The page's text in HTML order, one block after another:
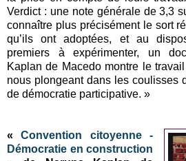
Verdict : une note générale de 3,3
connaître plus précisément le sort
qu’ils ont adoptées, et au
premiers à expérimenter, un
Kaplan de Macedo montre le
nous plongeant dans les coulisses
de démocratie participative. »
«Convention citoyenne -
Démocratie en construction